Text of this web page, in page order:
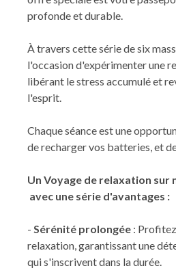
profonde et durable.
À travers cette série de six
l'occasion d'expérimenter une
libérant le stress accumulé et
l'esprit.
Chaque séance est une
de recharger vos batteries, et
Un Voyage de relaxation sur
avec une série d'avantages :
- Sérénité prolongée :
relaxation, garantissant une
qui s'inscrivent dans la durée.